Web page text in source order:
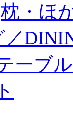
・ほ
ーブ